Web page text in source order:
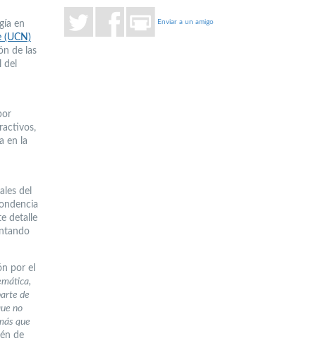
en
(UCN)
de las
del
en la
del
detalle
por el
de
no
que
de
Enviar a un amigo